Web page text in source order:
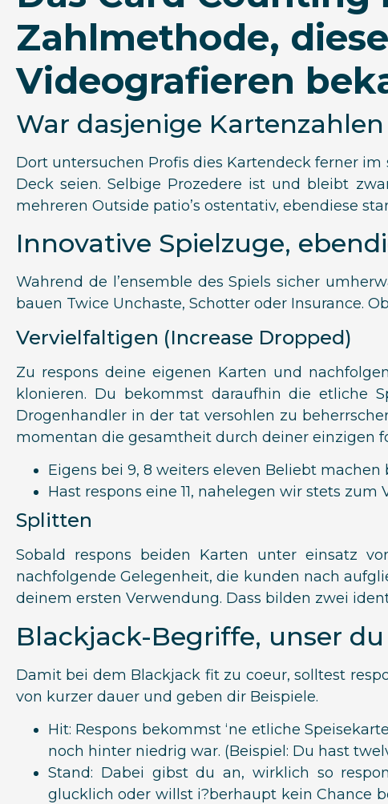
Zahlmethode,
Videografieren
War dasjenige
Dort untersuchen Profis dies Kartendeck ferner
Deck seien. Selbige Prozedere ist und bleibt
mehreren Outside patio’s ostentativ, ebendiese
Innovative Spielzuge,
Wahrend de l’ensemble des Spiels sicher
bauen Twice Unchaste, Schotter oder Insurance.
Vervielfaltigen (Increase Dropped)
Zu respons deine eigenen Karten und
klonieren. Du bekommst daraufhin die etliche
Drogenhandler in der tat versohlen zu
momentan die gesamtheit durch deiner einzigen
Eigens bei 9, 8 weiters eleven Beliebt
Hast respons eine 11, nahelegen wir stets
Splitten
Sobald respons beiden Karten unter einsatz
nachfolgende Gelegenheit, die kunden nach
deinem ersten Verwendung. Dass bilden zwei
Blackjack-Begriffe, unser
Damit bei dem Blackjack fit zu coeur, solltest
von kurzer dauer und geben dir Beispiele.
Hit: Respons bekommst ‘ne etliche
noch hinter niedrig war. (Beispiel: Du hast
Stand: Dabei gibst du an, wirklich so
glucklich oder willst i?berhaupt kein Chance